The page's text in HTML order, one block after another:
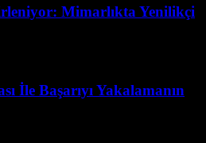
Mimarlıkta Yenilikçi
İle Başarıyı Yakalamanın